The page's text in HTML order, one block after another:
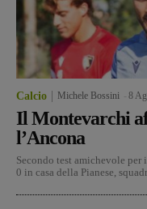
Calcio Michele Bossini 8
Il Montevarchi
l’Ancona
Secondo test amichevole
0 in casa della Pianese,